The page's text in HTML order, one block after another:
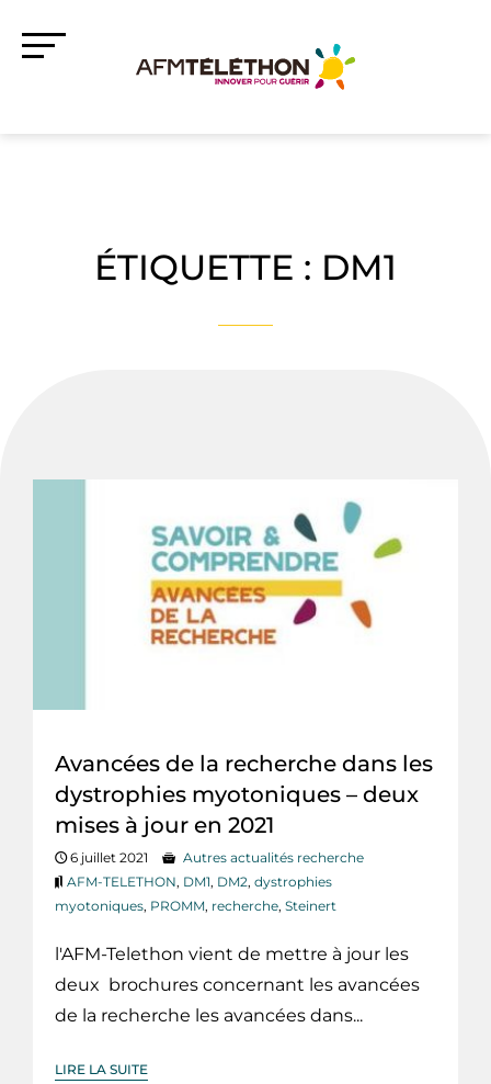
ÉTIQUETTE : DM1
Avancées de la recherche dans les
dystrophies myotoniques – deux
mises à jour en 2021
6 juillet 2021
Autres actualités recherche
AFM-TELETHON, DM1, DM2, dystrophies
myotoniques, PROMM, recherche, Steinert
l'AFM-Telethon vient de mettre à jour les
deux brochures concernant les avancées
de la recherche les avancées dans...
LIRE LA SUITE